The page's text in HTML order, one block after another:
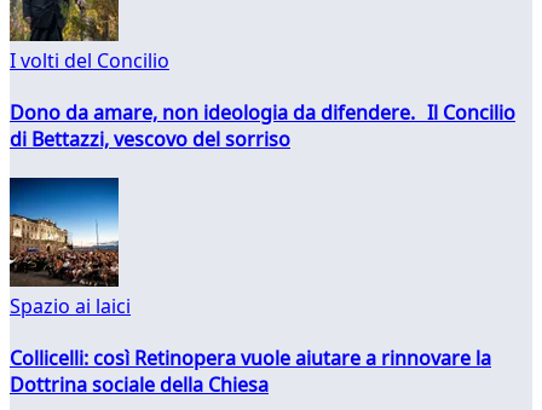
I volti del Concilio
Dono da amare, non ideologia da difendere. Il Concilio
di Bettazzi, vescovo del sorriso
Spazio ai laici
Collicelli: così Retinopera vuole aiutare a rinnovare la
Dottrina sociale della Chiesa